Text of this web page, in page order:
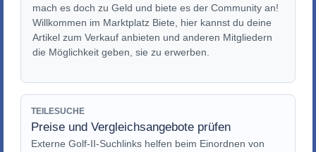
mach es doch zu Geld und biete es der Community an!
Willkommen im Marktplatz Biete, hier kannst du deine
Artikel zum Verkauf anbieten und anderen Mitgliedern
die Möglichkeit geben, sie zu erwerben.
TEILESUCHE
Preise und Vergleichsangebote prüfen
Externe Golf-II-Suchlinks helfen beim Einordnen von